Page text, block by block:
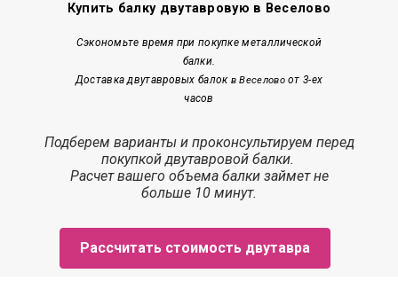
Купить балку двутавровую в Веселово
Сэкономьте время при покупке металлической
балки.
Доставка двутавровых балок в Веселовоот 3-ех
часов
Подберем варианты и проконсультируем перед
покупкой двутавровой балки.
Расчетвашего объема балки займетне
больше 10 минут.
Рассчитать стоимость двутавра